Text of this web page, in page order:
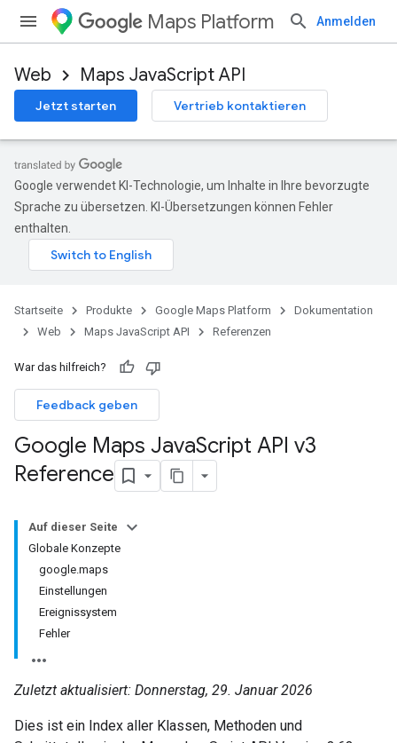
Maps Platform Anmelden
Web Maps JavaScript API
Jetzt starten Vertrieb kontaktieren
Google verwendet KI-Technologie, um Inhalte in Ihre bevorzugte
Sprache zu übersetzen. KI-Übersetzungen können Fehler
enthalten.
Startseite Produkte Google Maps Platform
Dokumentation
Web
Maps JavaScript API Referenzen
War das hilfreich?
Feedback geben
Google Maps JavaScript API v3
Reference
Auf dieser Seite
Globale Konzepte
google.maps
Einstellungen
Ereignissystem
Fehler
Zuletzt aktualisiert: Donnerstag, 29. Januar 2026
Dies ist ein Index aller Klassen, Methoden und